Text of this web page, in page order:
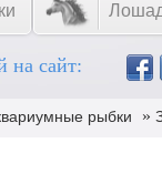
на сайт:
рыбки »